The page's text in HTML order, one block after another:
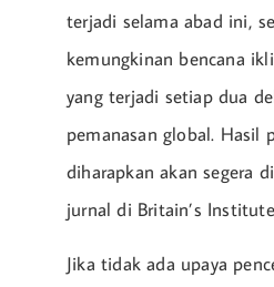
terjadi selama abad ini,
kemungkinan bencana
yang terjadi setiap dua
pemanasan global. Hasil
diharapkan akan segera
jurnal di Britain’s
Jika tidak ada upaya